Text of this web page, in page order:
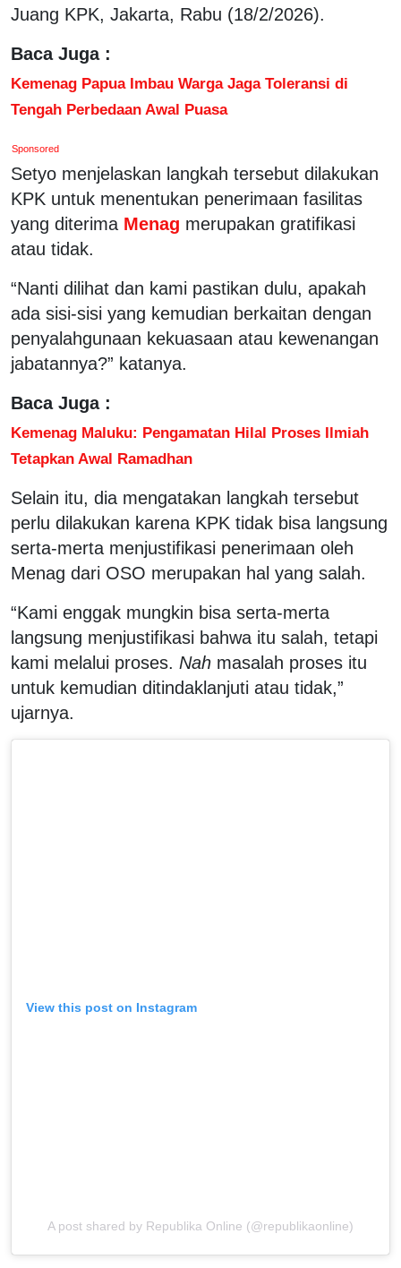
Juang KPK, Jakarta, Rabu (18/2/2026).
Baca Juga :
Kemenag Papua Imbau Warga Jaga Toleransi di
Tengah Perbedaan Awal Puasa
Sponsored
Setyo menjelaskan langkah tersebut dilakukan
KPK untuk menentukan penerimaan fasilitas
yang diterima Menag merupakan gratifikasi
atau tidak.
“Nanti dilihat dan kami pastikan dulu, apakah
ada sisi-sisi yang kemudian berkaitan dengan
penyalahgunaan kekuasaan atau kewenangan
jabatannya?” katanya.
Baca Juga :
Kemenag Maluku: Pengamatan Hilal Proses Ilmiah
Tetapkan Awal Ramadhan
Selain itu, dia mengatakan langkah tersebut
perlu dilakukan karena KPK tidak bisa langsung
serta-merta menjustifikasi penerimaan oleh
Menag dari OSO merupakan hal yang salah.
“Kami enggak mungkin bisa serta-merta
langsung menjustifikasi bahwa itu salah, tetapi
kami melalui proses. Nah masalah proses itu
untuk kemudian ditindaklanjuti atau tidak,”
ujarnya.
View this post on Instagram
A post shared by Republika Online (@republikaonline)